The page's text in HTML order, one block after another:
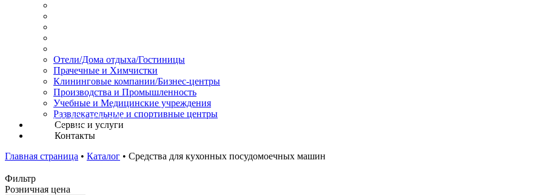
Отели/Дома отдыха/Гостиницы
Прачечные и Химчистки
Клининговые компании/Бизнес-центры
Производства и Промышленность
Учебные и Медицинские учреждения
Развлекательные и спортивные центры
Сервис и услуги
Контакты
Главная страница • Каталог • Средства для кухонных посудомоечных машин
Фильтр
Розничная цена